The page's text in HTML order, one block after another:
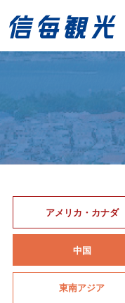
アメリカ・カナダ
中国
東南アジア